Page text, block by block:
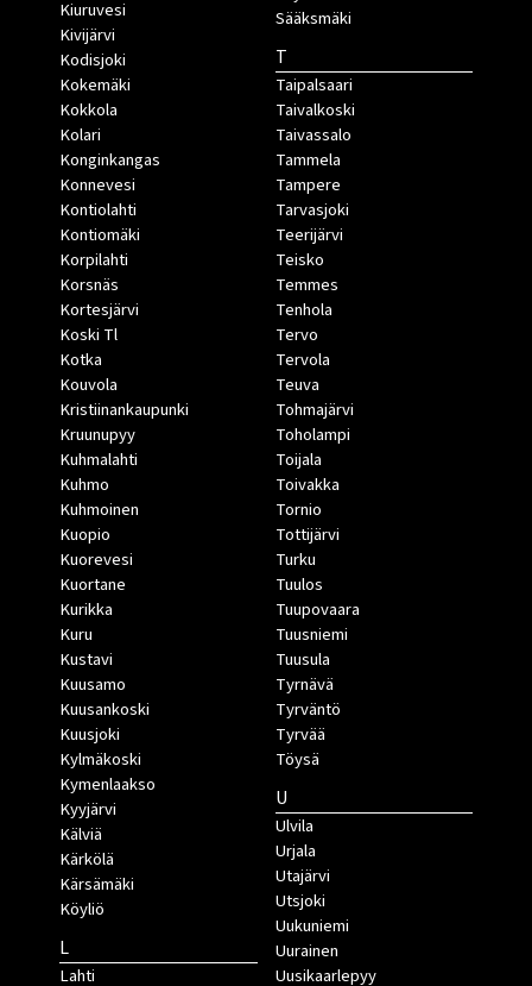
Kiuruvesi
Kivijärvi
Kodisjoki
Kokemäki
Kokkola
Kolari
Konginkangas
Konnevesi
Kontiolahti
Kontiomäki
Korpilahti
Korsnäs
Kortesjärvi
Koski Tl
Kotka
Kouvola
Kristiinankaupunki
Kruunupyy
Kuhmalahti
Kuhmo
Kuhmoinen
Kuopio
Kuorevesi
Kuortane
Kurikka
Kuru
Kustavi
Kuusamo
Kuusankoski
Kuusjoki
Kylmäkoski
Kymenlaakso
Kyyjärvi
Kälviä
Kärkölä
Kärsämäki
Köyliö
L
Lahti
Sääksmäki
T
Taipalsaari
Taivalkoski
Taivassalo
Tammela
Tampere
Tarvasjoki
Teerijärvi
Teisko
Temmes
Tenhola
Tervo
Tervola
Teuva
Tohmajärvi
Toholampi
Toijala
Toivakka
Tornio
Tottijärvi
Turku
Tuulos
Tuupovaara
Tuusniemi
Tuusula
Tyrnävä
Tyrväntö
Tyrvää
Töysä
U
Ulvila
Urjala
Utajärvi
Utsjoki
Uukuniemi
Uurainen
Uusikaarlepyy